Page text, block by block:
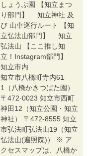
しょうぶ園 【知立まつ
り部門】 知立神社 及
び 山車巡行ルート 【知
立弘法山部門】 知立
弘法山 【ここ推し知
立！Instagram部門】
知立市内
知立市八橋町寺内61-
1（八橋かきつばた園）
〒472-0023 知立市西町
神田12（知立公園・知立
神社） 〒472-8555 知立
市弘法町弘法山19（知立
弘法山(遍照院)） ※ ア
クセスマップは、八橋か